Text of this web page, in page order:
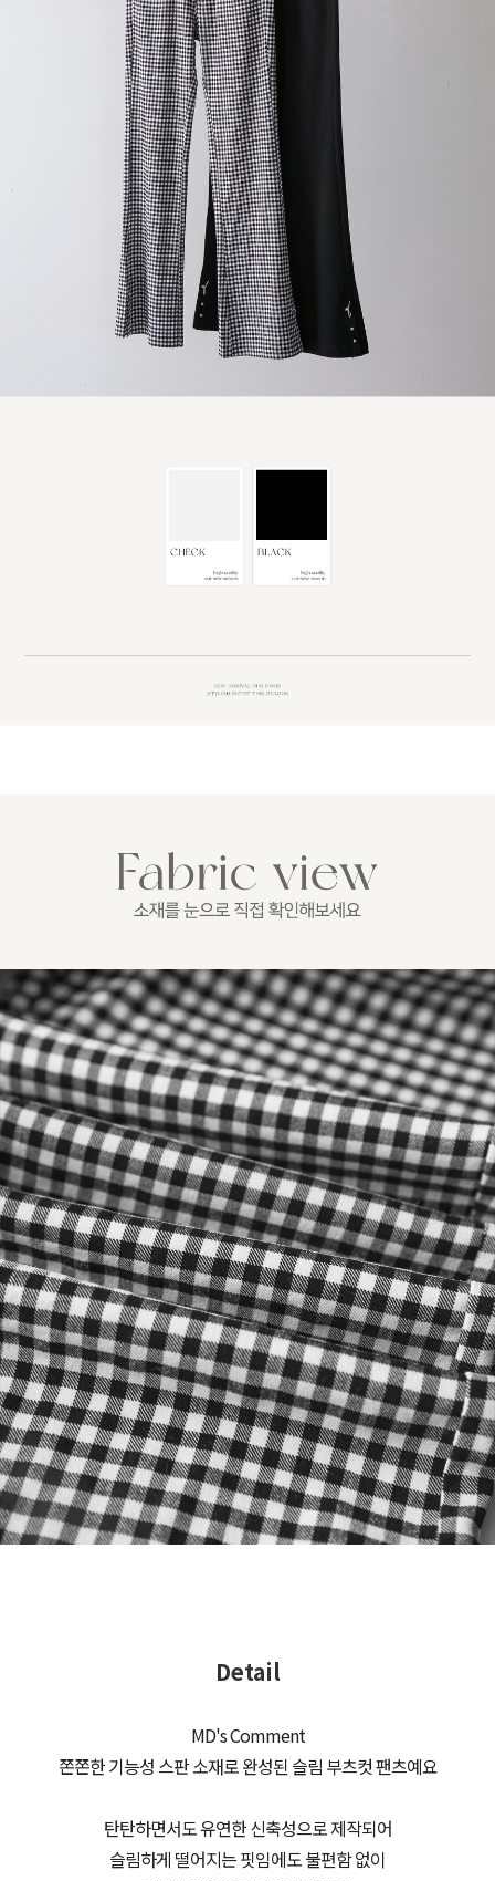
Detail
MD's Comment
쫀쫀한 기능성 스판 소재로 완성된 슬림 부츠컷 팬츠예요
탄탄하면서도 유연한 신축성으로 제작되어
슬림하게 떨어지는 핏임에도 불편함 없이